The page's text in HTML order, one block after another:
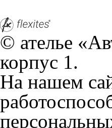
браузером.
и т.д. Если
согласие на
Положении
+7 (351) 277